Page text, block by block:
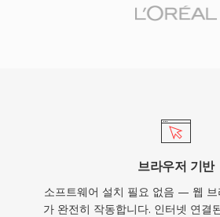
브라우저 기반
소프트웨어 설치 필요 없음 — 웹 브
가 완전히 작동합니다. 인터넷 연결